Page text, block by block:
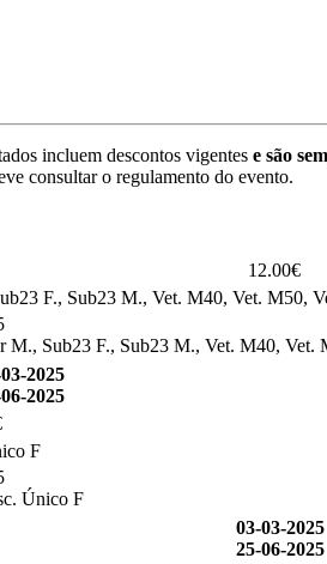
incluem descontos vigentes e são
consultar o regulamento do evento.
12.00€
F., Sub23 M., Vet. M40, Vet. M50,
M., Sub23 F., Sub23 M., Vet. M40, Vet.
2025
2025
F
Único F
03-03-2025
25-06-2025